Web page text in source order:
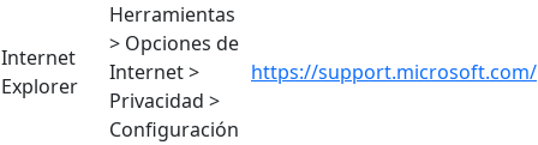
Internet
Explorer
Herramientas
> Opciones de
Internet >
Privacidad >
Configuración
https://support.microsoft.com/